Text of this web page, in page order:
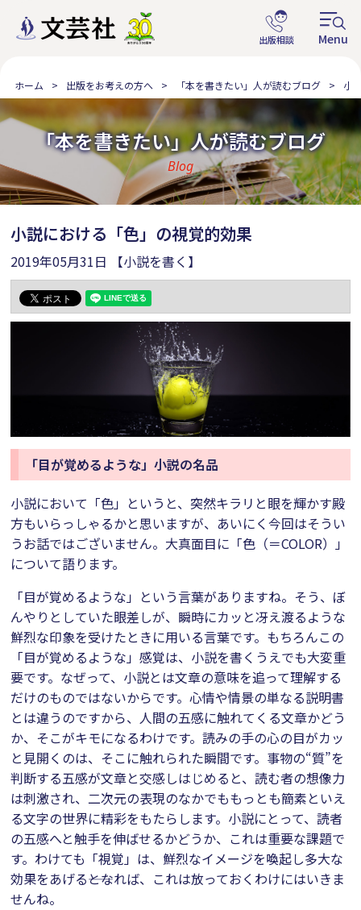
ホーム 出版をお考えの方へ 「本を書きたい」人が読むブログ 小
「本を書きたい」人が読むブログ
Blog
小説における「色」の視覚的効果
2019年05月31日 【小説を書く】
「目が覚めるような」小説の名品
小説において「色」というと、突然キラリと眼を輝かす殿
方もいらっしゃるかと思いますが、あいにく今回はそうい
うお話ではございません。大真面目に「色（＝COLOR）」
について語ります。
「目が覚めるような」という言葉がありますね。そう、ぼ
んやりとしていた眼差しが、瞬時にカッと冴え渡るような
鮮烈な印象を受けたときに用いる言葉です。もちろんこの
「目が覚めるような」感覚は、小説を書くうえでも大変重
要です。なぜって、小説とは文章の意味を追って理解する
だけのものではないからです。心情や情景の単なる説明書
とは違うのですから、人間の五感に触れてくる文章かどう
か、そこがキモになるわけです。読みの手の心の目がカッ
と見開くのは、そこに触れられた瞬間です。事物の“質”を
判断する五感が文章と交感しはじめると、読む者の想像力
は刺激され、二次元の表現のなかでももっとも簡素といえ
る文字の世界に精彩をもたらします。小説にとって、読者
の五感へと触手を伸ばせるかどうか、これは重要な課題で
す。わけても「視覚」は、鮮烈なイメージを喚起し多大な
効果をあげる――となれば、これは放っておくわけにはいきま
せんね。